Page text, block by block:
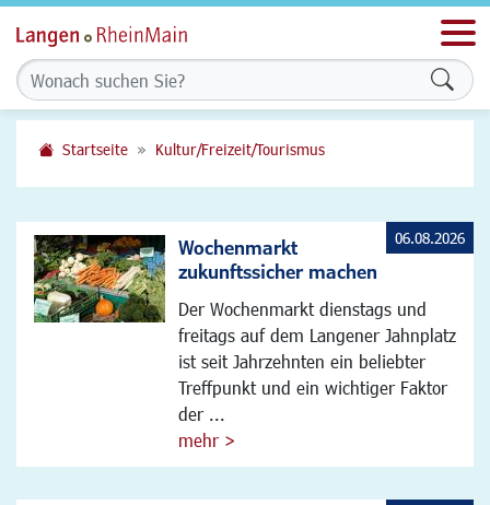
Startseite Kultur/Freizeit/Tourismus
Wochenmarkt
zukunftssicher machen
Der Wochenmarkt dienstags und
freitags auf dem Langener Jahnplatz
ist seit Jahrzehnten ein beliebter
Treffpunkt und ein wichtiger Faktor
der ...
mehr >
06.08.2026